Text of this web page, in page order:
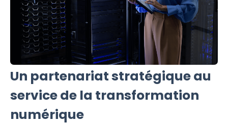
Un partenariat stratégique au
service de la transformation
numérique